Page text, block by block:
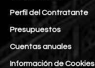
Perfil del Contratante
Presupuestos
Cuentas anuales
Información de Cookies